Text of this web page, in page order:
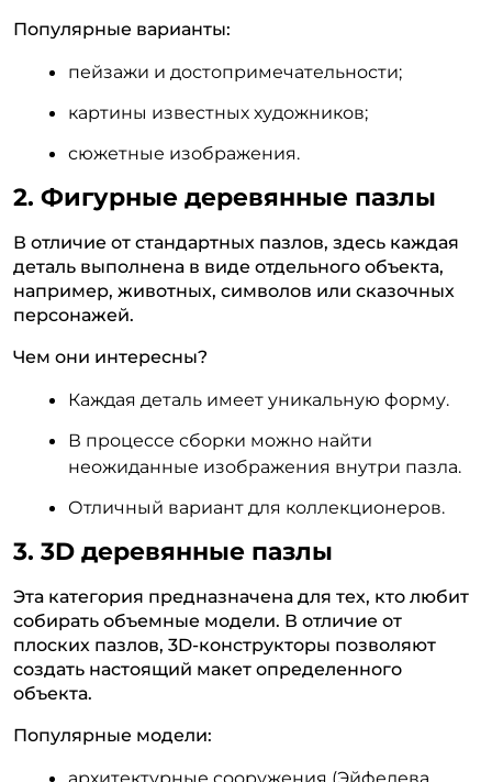
Популярные варианты:
пейзажи и достопримечательности;
картины известных художников;
сюжетные изображения.
2. Фигурные деревянные пазлы
В отличие от стандартных пазлов, здесь каждая
деталь выполнена в виде отдельного объекта,
например, животных, символов или сказочных
персонажей.
Чем они интересны?
Каждая деталь имеет уникальную форму.
В процессе сборки можно найти
неожиданные изображения внутри пазла.
Отличный вариант для коллекционеров.
3. 3D деревянные пазлы
Эта категория предназначена для тех, кто любит
собирать объемные модели. В отличие от
плоских пазлов, 3D-конструкторы позволяют
создать настоящий макет определенного
объекта.
Популярные модели:
архитектурные сооружения (Эйфелева